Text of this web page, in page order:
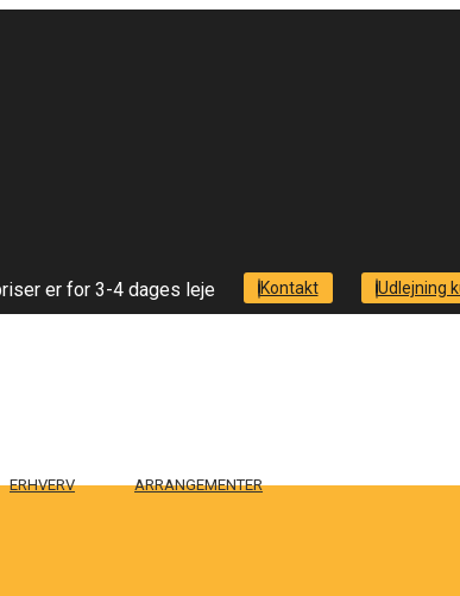
er for 3-4 dages leje Kontakt Udlejning
ERHVERV ARRANGEMENTER